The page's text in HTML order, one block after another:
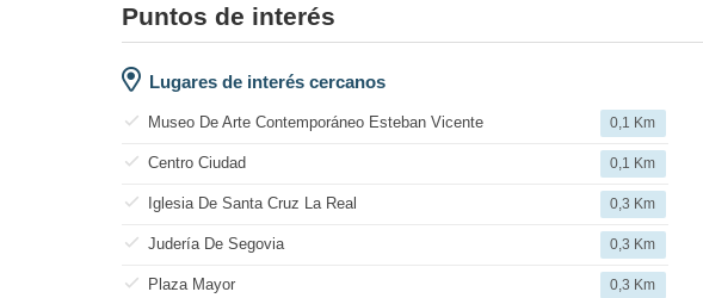
Puntos de interés
Lugares de interés cercanos
Museo De Arte Contemporáneo Esteban Vicente 0,1 Km
Centro Ciudad 0,1 Km
Iglesia De Santa Cruz La Real 0,3 Km
Judería De Segovia 0,3 Km
Plaza Mayor 0,3 Km